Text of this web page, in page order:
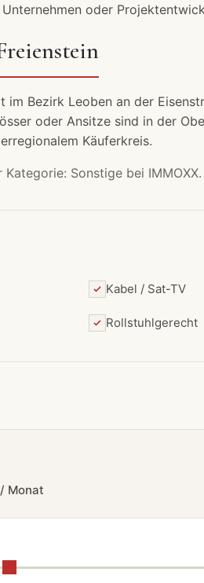
oder
im Bezirk Leoben an der
oder Ansitze sind in der
Käuferkreis.
Kategorie: Sonstige bei IMMOXX.
Kabel / Sat-TV
Rollstuhlgerecht
/ Monat